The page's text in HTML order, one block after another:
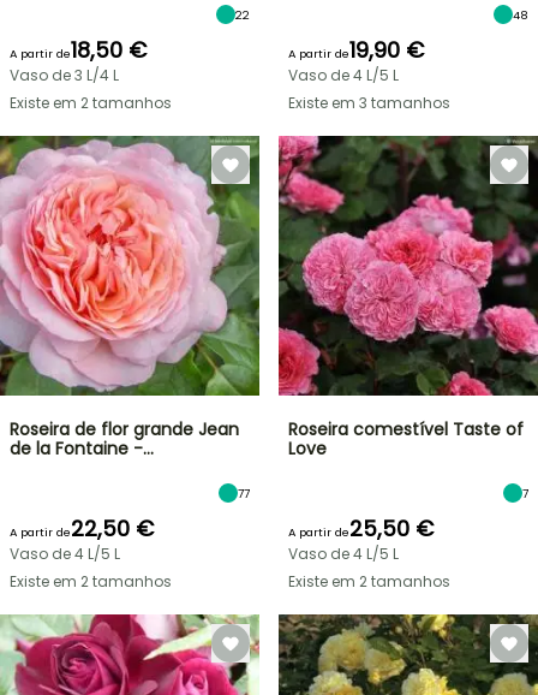
22
A partir de18,50 €
Vaso de 3 L/4 L
Existe em 2 tamanhos
48
A partir de19,90 €
Vaso de 4 L/5 L
Existe em 3 tamanhos
Roseira de flor grande Jean
de la Fontaine -…
77
A partir de22,50 €
Vaso de 4 L/5 L
Existe em 2 tamanhos
Roseira comestível Taste of
Love
7
A partir de25,50 €
Vaso de 4 L/5 L
Existe em 2 tamanhos